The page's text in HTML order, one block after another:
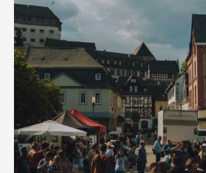
Themenführungen, Konzerte,
und vieles mehr.
Entdecken